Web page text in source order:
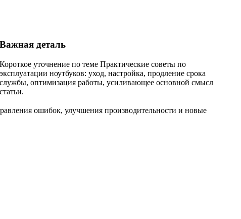
Важная деталь
Короткое уточнение по теме Практические советы по
эксплуатации ноутбуков: уход, настройка, продление срока
службы, оптимизация работы, усиливающее основной смысл
статьи.
ошибок, улучшения производительности и новые